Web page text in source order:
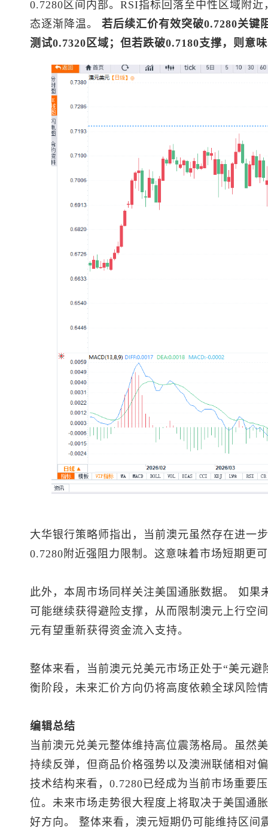
0.7280区间内部。RSI指标回落至中性区域附
态逐渐降温。 若后续汇价有效突破0.7280关键
测试0.7320区域；但若跌破0.7180支撑，则意
大华银行策略师指出，当前澳元虽然存在进一
0.7280附近强阻力限制。这意味着市场短期更
此外，本周市场同样关注美国通胀数据。 如果
可能继续获得避险支撑，从而限制澳元上行空
元有望重新获得资金流入支持。
整体来看，当前澳元兑美元市场正处于“美元避
衡阶段，未来汇价方向仍将高度依赖全球风险
编辑总结
当前澳元兑美元整体维持高位震荡格局。虽然
持续反弹，但商品价格强势以及澳洲联储相对
技术结构来看，0.7280已经成为当前市场重要
位。未来市场走势很大程度上将取决于美国通
好方向。 整体来看，澳元短期仍可能维持区间